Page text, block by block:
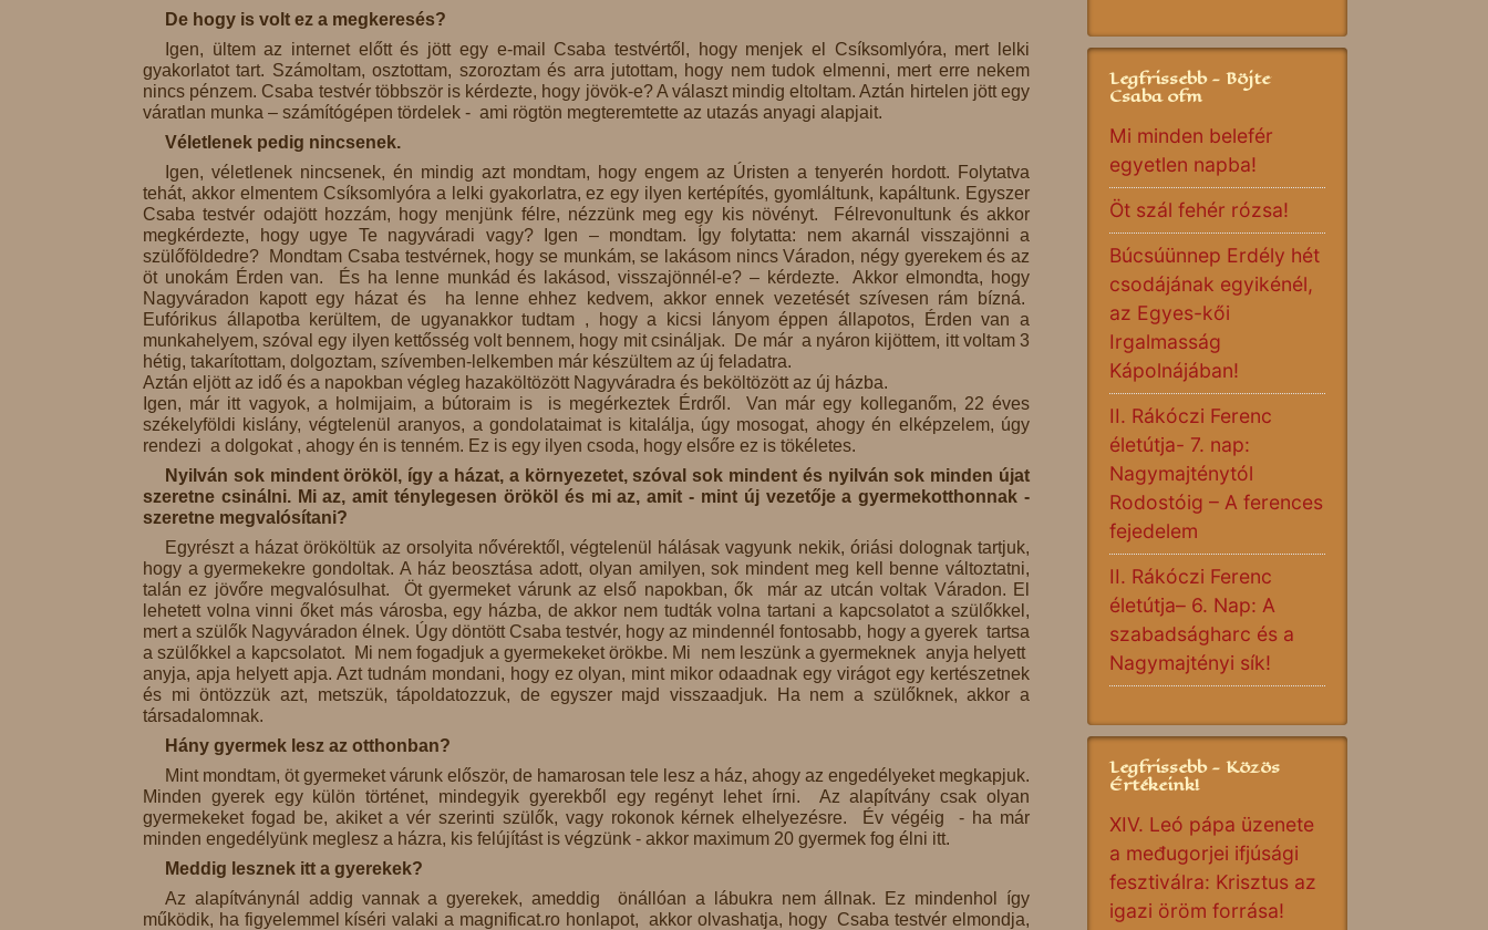
De hogy is volt ez a megkeresés?
Igen, ültem az internet előtt és jött egy e-mail Csaba testvértől, hogy menjek el Csíksomlyóra, mert lelki
gyakorlatot tart. Számoltam, osztottam, szoroztam és arra jutottam, hogy nem tudok elmenni, mert erre nekem
nincs pénzem. Csaba testvér többször is kérdezte, hogy jövök-e? A választ mindig eltoltam. Aztán hirtelen jött egy
váratlan munka – számítógépen tördelek - ami rögtön megteremtette az utazás anyagi alapjait.
Véletlenek pedig nincsenek.
Igen, véletlenek nincsenek, én mindig azt mondtam, hogy engem az Úristen a tenyerén hordott. Folytatva
tehát, akkor elmentem Csíksomlyóra a lelki gyakorlatra, ez egy ilyen kertépítés, gyomláltunk, kapáltunk. Egyszer
Csaba testvér odajött hozzám, hogy menjünk félre, nézzünk meg egy kis növényt. Félrevonultunk és akkor
megkérdezte, hogy ugye Te nagyváradi vagy? Igen – mondtam. Így folytatta: nem akarnál visszajönni a
szülőföldedre? Mondtam Csaba testvérnek, hogy se munkám, se lakásom nincs Váradon, négy gyerekem és az
öt unokám Érden van. És ha lenne munkád és lakásod, visszajönnél-e? – kérdezte. Akkor elmondta, hogy
Nagyváradon kapott egy házat és ha lenne ehhez kedvem, akkor ennek vezetését szívesen rám bízná.
Eufórikus állapotba kerültem, de ugyanakkor tudtam , hogy a kicsi lányom éppen állapotos, Érden van a
munkahelyem, szóval egy ilyen kettősség volt bennem, hogy mit csináljak. De már a nyáron kijöttem, itt voltam 3
hétig, takarítottam, dolgoztam, szívemben-lelkemben már készültem az új feladatra.
Aztán eljött az idő és a napokban végleg hazaköltözött Nagyváradra és beköltözött az új házba.
Igen, már itt vagyok, a holmijaim, a bútoraim is is megérkeztek Érdről. Van már egy kolleganőm, 22 éves
székelyföldi kislány, végtelenül aranyos, a gondolataimat is kitalálja, úgy mosogat, ahogy én elképzelem, úgy
rendezi a dolgokat , ahogy én is tenném. Ez is egy ilyen csoda, hogy elsőre ez is tökéletes.
Nyilván sok mindent örököl, így a házat, a környezetet, szóval sok mindent és nyilván sok minden újat
szeretne csinálni. Mi az, amit ténylegesen örököl és mi az, amit - mint új vezetője a gyermekotthonnak -
szeretne megvalósítani?
Egyrészt a házat örököltük az orsolyita nővérektől, végtelenül hálásak vagyunk nekik, óriási dolognak tartjuk,
hogy a gyermekekre gondoltak. A ház beosztása adott, olyan amilyen, sok mindent meg kell benne változtatni,
talán ez jövőre megvalósulhat. Öt gyermeket várunk az első napokban, ők már az utcán voltak Váradon. El
lehetett volna vinni őket más városba, egy házba, de akkor nem tudták volna tartani a kapcsolatot a szülőkkel,
mert a szülők Nagyváradon élnek. Úgy döntött Csaba testvér, hogy az mindennél fontosabb, hogy a gyerek tartsa
a szülőkkel a kapcsolatot. Mi nem fogadjuk a gyermekeket örökbe. Mi nem leszünk a gyermeknek anyja helyett
anyja, apja helyett apja. Azt tudnám mondani, hogy ez olyan, mint mikor odaadnak egy virágot egy kertészetnek
és mi öntözzük azt, metszük, tápoldatozzuk, de egyszer majd visszaadjuk. Ha nem a szülőknek, akkor a
társadalomnak.
Hány gyermek lesz az otthonban?
Mint mondtam, öt gyermeket várunk először, de hamarosan tele lesz a ház, ahogy az engedélyeket megkapjuk.
Minden gyerek egy külön történet, mindegyik gyerekből egy regényt lehet írni. Az alapítvány csak olyan
gyermekeket fogad be, akiket a vér szerinti szülők, vagy rokonok kérnek elhelyezésre. Év végéig - ha már
minden engedélyünk meglesz a házra, kis felújítást is végzünk - akkor maximum 20 gyermek fog élni itt.
Meddig lesznek itt a gyerekek?
Az alapítványnál addig vannak a gyerekek, ameddig önállóan a lábukra nem állnak. Ez mindenhol így
működik, ha figyelemmel kíséri valaki a magnificat.ro honlapot, akkor olvashatja, hogy Csaba testvér elmondja,
Legfrissebb - Böjte
Csaba ofm
Mi minden belefér
egyetlen napba!
Öt szál fehér rózsa!
Búcsúünnep Erdély hét
csodájának egyikénél,
az Egyes-kői
Irgalmasság
Kápolnájában!
II. Rákóczi Ferenc
életútja- 7. nap:
Nagymajténytól
Rodostóig – A ferences
fejedelem
II. Rákóczi Ferenc
életútja– 6. Nap: A
szabadságharc és a
Nagymajtényi sík!
Legfrissebb - Közös
Értékeink!
XIV. Leó pápa üzenete
a međugorjei ifjúsági
fesztiválra: Krisztus az
igazi öröm forrása!